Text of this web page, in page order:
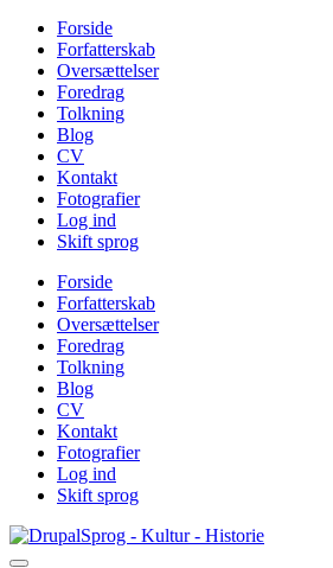
Forside
Forfatterskab
Oversættelser
Foredrag
Tolkning
Blog
CV
Kontakt
Fotografier
Log ind
Skift sprog
Forside
Forfatterskab
Oversættelser
Foredrag
Tolkning
Blog
CV
Kontakt
Fotografier
Log ind
Skift sprog
Gå
til
Sprog - Kultur - Historie